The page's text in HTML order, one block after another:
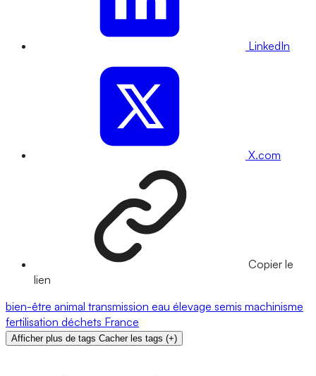
LinkedIn
X.com
Copier le
lien
bien-être animal transmission eau élevage semis machinisme
fertilisation déchets France
Afficher plus de tags Cacher les tags (+)